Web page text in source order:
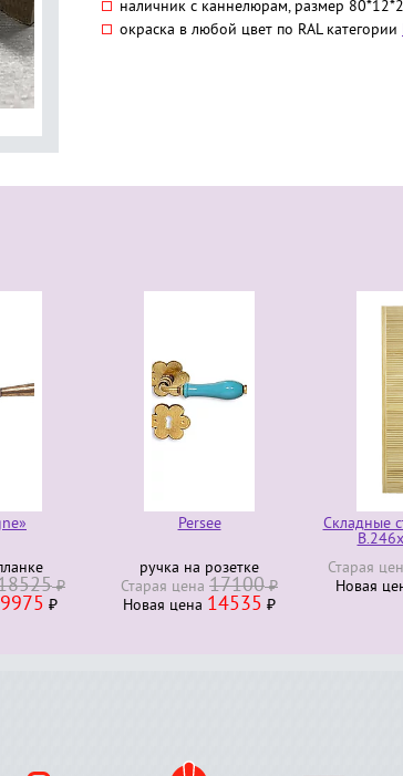
наличник с каннелюрам, размер
окраска в любой цвет по RAL категории
ручка на розетке
Старая ценa17100₽
Новая ценa14535₽
Складные створки
В.246хШ.187 см
Старая ценa
Новая ценa